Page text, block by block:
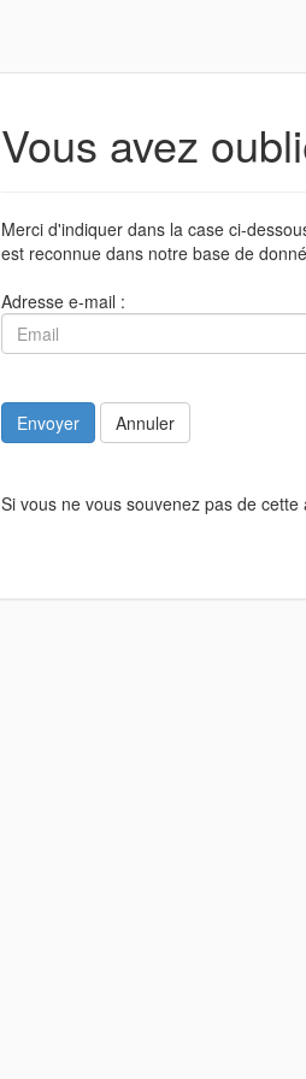
Vous avez
Merci d'indiquer dans la case ci-
est reconnue dans notre base de
Adresse e-mail :
Envoyer Annuler
Si vous ne vous souvenez pas de